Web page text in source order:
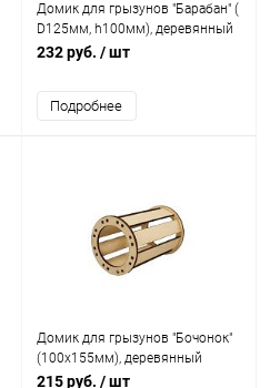
Домик для грызунов "Барабан" (
D125мм, h100мм), деревянный
232 руб. / шт
Подробнее
Домик для грызунов "Бочонок"
(100х155мм), деревянный
215 руб. / шт